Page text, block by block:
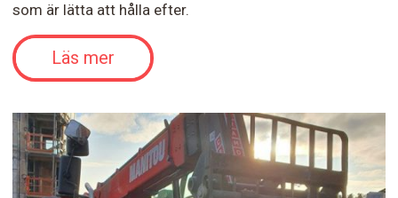
som är lätta att hålla efter.
Läs mer